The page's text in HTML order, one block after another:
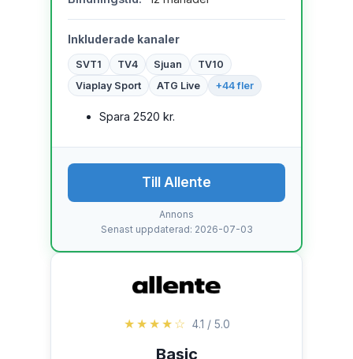
Inkluderade kanaler
SVT1 TV4 Sjuan
TV10
Viaplay Sport
ATG Live +44 fler
Spara 2520 kr.
Till Allente
Annons
Senast uppdaterad: 2026-07-03
★★★★☆ 4.1 / 5.0
Basic